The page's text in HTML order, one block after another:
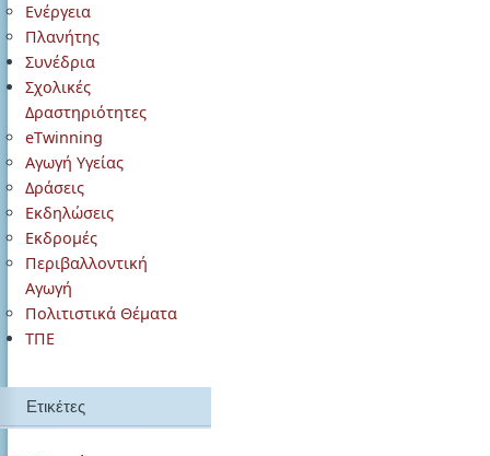
Ενέργεια
Πλανήτης
Συνέδρια
Σχολικές
Δραστηριότητες
eTwinning
Αγωγή Υγείας
Δράσεις
Εκδηλώσεις
Εκδρομές
Περιβαλλοντική
Αγωγή
Πολιτιστικά Θέματα
ΤΠΕ
Ετικέτες